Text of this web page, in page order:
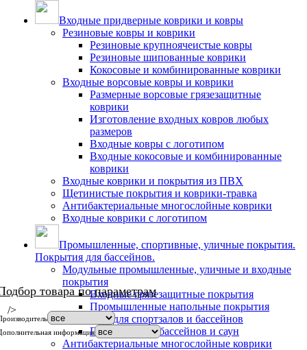
Входные придверные коврики и ковры
Резиновые ковры и коврики
Резиновые крупноячеистые ковры
Резиновые шипованные коврики
Кокосовые и комбинированные коврики
Входные ворсовые ковры и коврики
Размерные ворсовые грязезащитные
коврики
Изготовление входных ковров любых
размеров
Входные ковры с логотипом
Входные кокосовые и комбинированные
коврики
Входные коврики и покрытия из ПВХ
Щетинистые покрытия и коврики-травка
Антибактериальные многослойные коврики
Входные коврики с логотипом
Промышленные, спортивные, уличные покрытия.
Покрытия для бассейнов.
Модульные промышленные, уличные и входные
покрытия
Входные грязезащитные покрытия
Промышленные напольные покрытия
Покрытия для спортзалов и бассейнов
Покрытия для бассейнов и саун
Антибактериальные многослойные коврики
/>
товара по параметрам
информация